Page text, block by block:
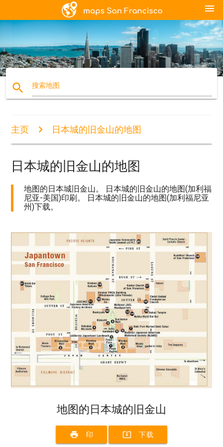
menu
search 搜索地图
主页 日本城的旧金山的地图
日本城的旧金山的地图
地图的日本城旧金山。 日本城的旧金山的地图(加利福
尼亚-美国)印刷。 日本城的旧金山的地图(加利福尼亚
州)下载。
地图的日本城的旧金山
print 印 system_update_alt 下载